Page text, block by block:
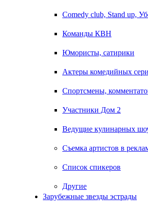
Comedy club, Stand up,
Команды КВН
Юмористы, сатирики
Актеры комедийных
Спортсмены,
Участники Дом 2
Ведущие кулинарных
Съемка артистов в
Список спикеров
Другие
Зарубежные звезды эстрады